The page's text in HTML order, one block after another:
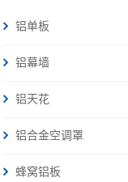
铝单板
铝幕墙
铝天花
铝合金空调罩
蜂窝铝板